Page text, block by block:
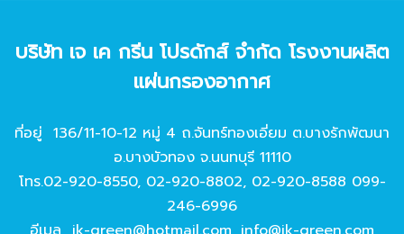
บริษัท เจ เค กรีน โปรดักส์ จํากัด โรงงานผลิต
แผ่นกรองอากาศ
ที่อยู่ 136/11-10-12 หมู่ 4 ถ.จันทร์ทองเอี่ยม ต.บางรักพัฒนา
อ.บางบัวทอง จ.นนทบุรี 11110
โทร.02-920-8550, 02-920-8802, 02-920-8588 099-
246-6996